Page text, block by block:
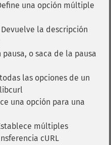
una opción múltiple
la descripción
o saca de la pausa
las opciones de un
una opción para una
múltiples
cURL